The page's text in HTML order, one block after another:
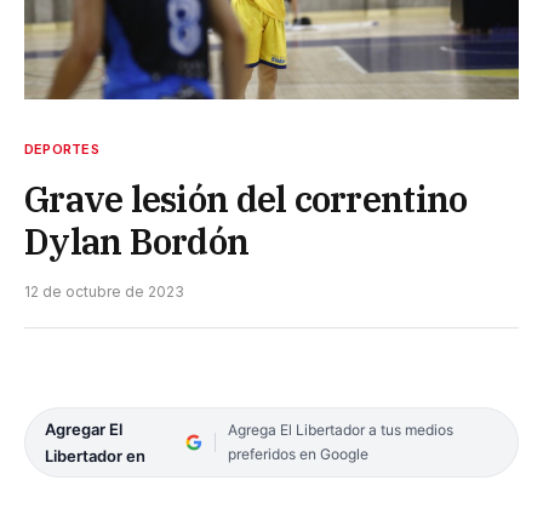
DEPORTES
Grave lesión del correntino
Dylan Bordón
12 de octubre de 2023
Agregar El
Libertador en
Agrega El Libertador a tus medios
preferidos en Google